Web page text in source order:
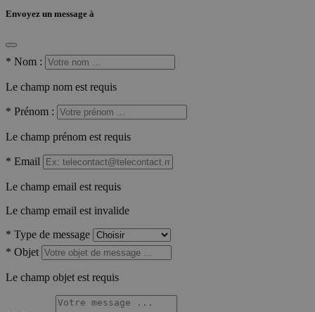
Envoyez un message à
* Nom :
Le champ nom est requis
* Prénom :
Le champ prénom est requis
* Email
Le champ email est requis
Le champ email est invalide
* Type de message
* Objet
Le champ objet est requis